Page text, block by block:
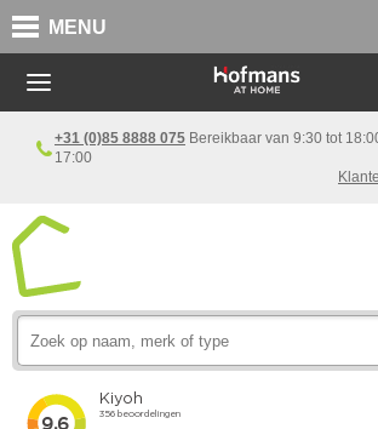
MENU
+31 (0)85 8888 075 Bereikbaar van 9:30 tot
17:00